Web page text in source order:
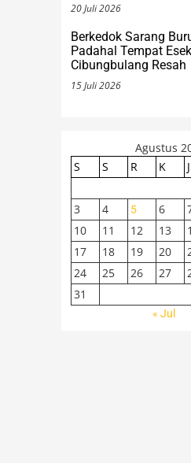
20 Juli 2026
Berkedok Sarang
Padahal Tempat
Cibungbulang Resah
15 Juli 2026
Agustus
S
S R K J
3
4 5 6
10
11 12 13
17
18 19 20
24
25 26 27
31
« Jul